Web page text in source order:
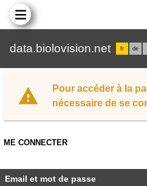
data.biolovision.net fr de
Pour accéder à la
nécessaire de se
ME CONNECTER
Email et mot de passe